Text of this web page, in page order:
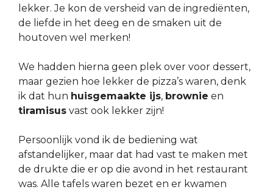
lekker. Je kon de versheid van de ingrediënten,
de liefde in het deeg en de smaken uit de
houtoven wel merken!
We hadden hierna geen plek over voor dessert,
maar gezien hoe lekker de pizza’s waren, denk
ik dat hun huisgemaakte ijs, brownie en
tiramisus vast ook lekker zijn!
Persoonlijk vond ik de bediening wat
afstandelijker, maar dat had vast te maken met
de drukte die er op die avond in het restaurant
was. Alle tafels waren bezet en er kwamen